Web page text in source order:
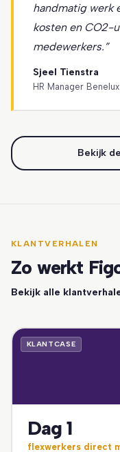
handmatig werk
kosten en CO2-
medewerkers.”
Sjeel Tienstra
HR Manager
Bekijk
KLANTVERHALEN
Zo werkt
Bekijk alle
KLANTCASE
Dag 1
flexwerkers direct